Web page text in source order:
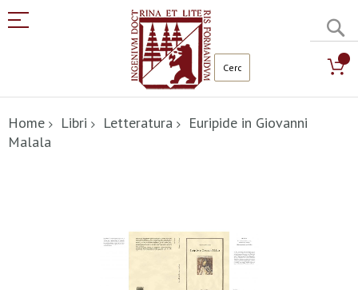
al
contenuto
Home Libri Letteratura
Euripide in Giovanni
Malala